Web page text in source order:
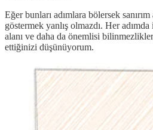
Eğer bunları adımlara bölersek
göstermek yanlış olmazdı. Her
alanı ve daha da önemlisi
ettiğinizi düşünüyorum.